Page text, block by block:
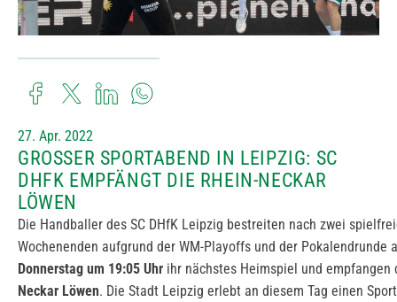
27. Apr. 2022
GROSSER SPORTABEND IN LEIPZIG: SC D
HFK EMPFÄNGT DIE RHEIN-NECKAR L
ÖWEN
Die Handballer des SC DHfK Leipzig bestreiten nach zwei
Wochenenden aufgrund der WM-Playoffs und der Pokalendrunde
Donnerstag um 19:05 Uhr ihr nächstes Heimspiel und
Neckar Löwen. Die Stadt Leipzig erlebt an diesem Tag einen